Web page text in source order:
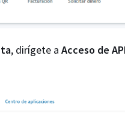
, dirígete a Acceso de